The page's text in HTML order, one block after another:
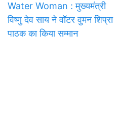
Water Woman : मुख्यमंत्री
विष्णु देव साय ने वॉटर वुमन शिप्रा
पाठक का किया सम्मान